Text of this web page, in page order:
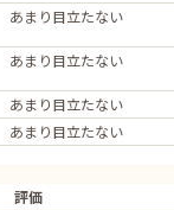
あまり目立たない
あまり目立たない
あまり目立たない
あまり目立たない
評価